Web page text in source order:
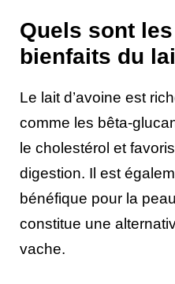
Quels sont
bienfaits du
Le lait d’avoine est
comme les bêta-
le cholestérol et
digestion. Il est
bénéfique pour la
constitue une
vache.